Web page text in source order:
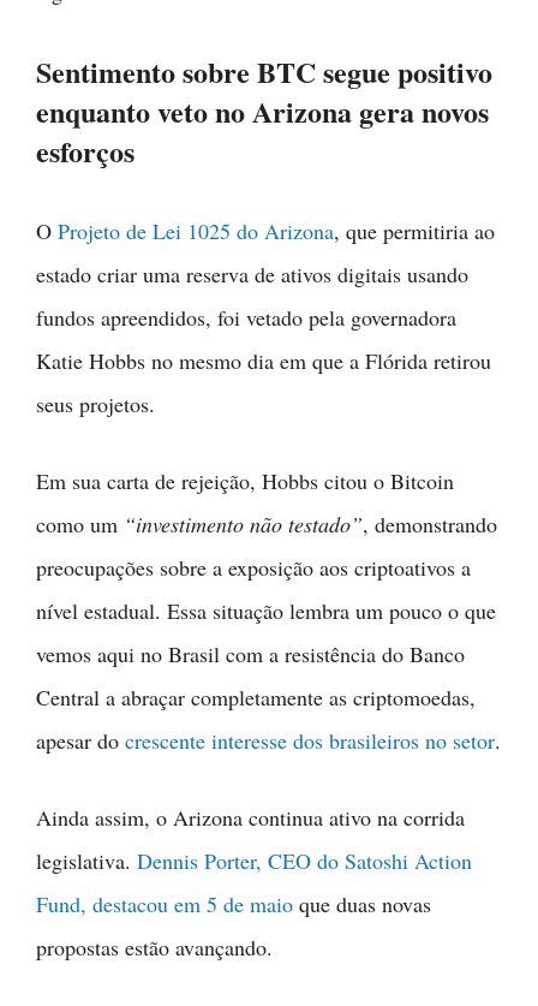
Sentimento sobre BTC segue positivo
enquanto veto no Arizona gera novos
esforços
O Projeto de Lei 1025 do Arizona, que permitiria ao
estado criar uma reserva de ativos digitais usando
fundos apreendidos, foi vetado pela governadora
Katie Hobbs no mesmo dia em que a Flórida retirou
seus projetos.
Em sua carta de rejeição, Hobbs citou o Bitcoin
como um “investimento não testado”, demonstrando
preocupações sobre a exposição aos criptoativos a
nível estadual. Essa situação lembra um pouco o que
vemos aqui no Brasil com a resistência do Banco
Central a abraçar completamente as criptomoedas,
apesar do crescente interesse dos brasileiros no setor.
Ainda assim, o Arizona continua ativo na corrida
legislativa. Dennis Porter, CEO do Satoshi Action
Fund, destacou em 5 de maio que duas novas
propostas estão avançando.